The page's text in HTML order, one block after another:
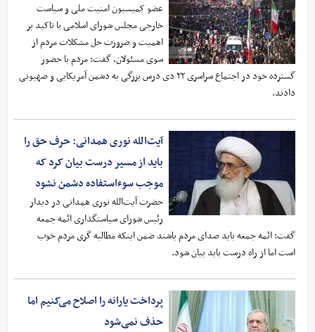
عضو کمیسیون امنیت ملی و سیاست
خارجی مجلس شورای اسلامی با تاکید بر
اهمیت و ضرورت حل مشکلات مردم از
سوی مسئولان، گفت: مردم با حضور
گسترده خود در اجتماع سراسری ۲۲ دی درس بزرگی به دشمن آمریکایی و صهیونی
دادند.
آیت‌الله نوری همدانی: حرف حق را
باید از مسیر درست بیان کرد که
موجب سوءاستفاده دشمن نشود
حضرت آیت‌الله نوری همدانی در دیدار
رئیس شورای سیاستگذاری ائمه جمعه
گفت: ائمه جمعه باید صدای مردم باشند ضمن اینکه مطالبه گری مردم خوب
است اما از راه درست باید بیان شود.
پرداخت یارانه را اصلاح می‌کنیم اما
حذف نمی‌شود